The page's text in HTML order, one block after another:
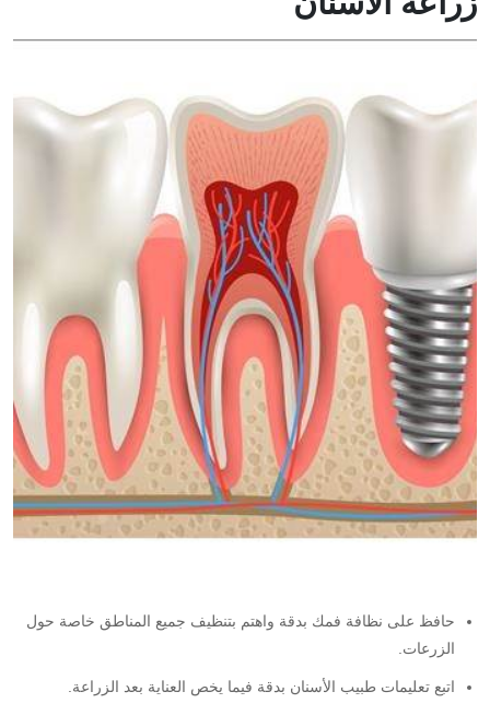
حافظ على نظافة فمك بدقة واهتم بتنظيف جميع المناطق خاصة حول
الزرعات.
اتبع تعليمات طبيب الأسنان بدقة فيما يخص العناية بعد الزراعة.